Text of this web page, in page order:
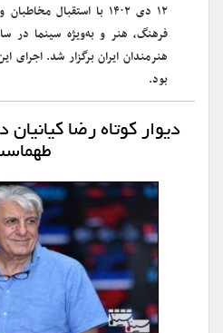
۱۲ دی ۱۴۰۲ با استقبال
فرهنگ، هنر و به‌ویژه سینما در
هنرمندان ایران برگزار شد. اجرای
بود.
دیوار کوتاه رضا